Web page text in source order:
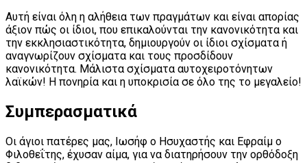
Αυτή είναι όλη η αλήθεια των πραγμάτων και είναι απορίας
άξιον πώς οι ίδιοι, που επικαλούνται την κανονικότητα και
την εκκλησιαστικότητα, δημιουργούν οι ίδιοι σχίσματα ή
αναγνωρίζουν σχίσματα και τους προσδίδουν
κανονικότητα. Μάλιστα σχίσματα αυτοχειροτόνητων
λαϊκών! Η πονηρία και η υποκρισία σε όλο της το μεγαλείο!
Συμπερασματικά
Οι άγιοι πατέρες μας, Ιωσήφ ο Ησυχαστής και Εφραίμ ο
Φιλοθεΐτης, έχυσαν αίμα, για να διατηρήσουν την ορθόδοξη